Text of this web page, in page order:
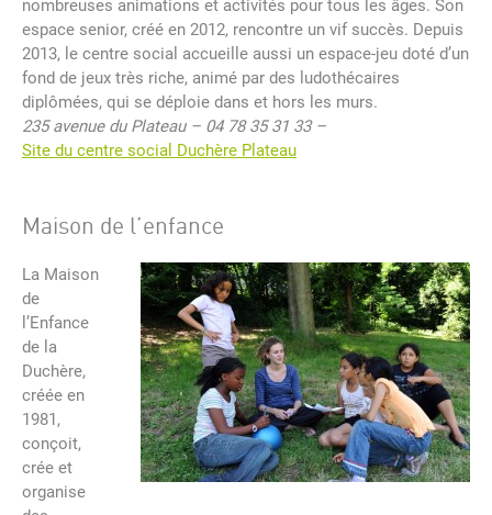
nombreuses animations et activités pour tous les âges. Son
espace senior, créé en 2012, rencontre un vif succès. Depuis
2013, le centre social accueille aussi un espace-jeu doté d’un
fond de jeux très riche, animé par des ludothécaires
diplômées, qui se déploie dans et hors les murs.
235 avenue du Plateau – 04 78 35 31 33 –
Site du centre social Duchère Plateau
Maison de l’enfance
La Maison
de
l’Enfance
de la
Duchère,
créée en
1981,
conçoit,
crée et
organise